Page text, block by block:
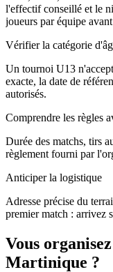
l'effectif conseillé et le
joueurs par équipe
Vérifier la catégorie
Un tournoi U13
exacte, la date de
autorisés.
Comprendre les règles
Durée des matchs, tirs
règlement fourni par
Anticiper la logistique
Adresse précise du
premier match : arrivez
Vous
Martinique ?